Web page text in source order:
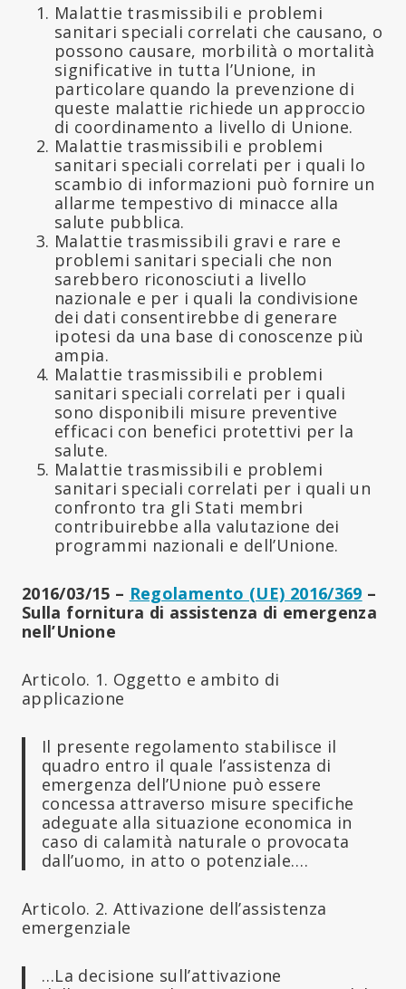
Malattie trasmissibili e problemi
sanitari speciali correlati che causano, o
possono causare, morbilità o mortalità
significative in tutta l’Unione, in
particolare quando la prevenzione di
queste malattie richiede un approccio
di coordinamento a livello di Unione.
Malattie trasmissibili e problemi
sanitari speciali correlati per i quali lo
scambio di informazioni può fornire un
allarme tempestivo di minacce alla
salute pubblica.
Malattie trasmissibili gravi e rare e
problemi sanitari speciali che non
sarebbero riconosciuti a livello
nazionale e per i quali la condivisione
dei dati consentirebbe di generare
ipotesi da una base di conoscenze più
ampia.
Malattie trasmissibili e problemi
sanitari speciali correlati per i quali
sono disponibili misure preventive
efficaci con benefici protettivi per la
salute.
Malattie trasmissibili e problemi
sanitari speciali correlati per i quali un
confronto tra gli Stati membri
contribuirebbe alla valutazione dei
programmi nazionali e dell’Unione.
2016/03/15 – Regolamento (UE) 2016/369 –
Sulla fornitura di assistenza di emergenza
nell’Unione
Articolo. 1. Oggetto e ambito di
applicazione
Il presente regolamento stabilisce il
quadro entro il quale l’assistenza di
emergenza dell’Unione può essere
concessa attraverso misure specifiche
adeguate alla situazione economica in
caso di calamità naturale o provocata
dall’uomo, in atto o potenziale….
Articolo. 2. Attivazione dell’assistenza
emergenziale
…La decisione sull’attivazione